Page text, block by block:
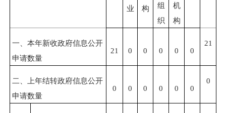
业
构
组
织
机
构
一、本年新收政府信息公开
申请数量
21 0 0 0 0 0
21
二、上年结转政府信息公开
申请数量
0 0 0 0 0 0
0